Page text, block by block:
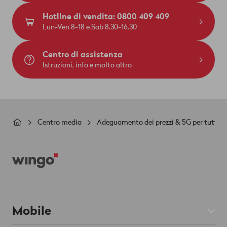
Hotline di vendita: 0800 409 409
Lun-Ven 8-18 e Sab 8.30-16.30
Centro di assistenza
Istruzioni, info e molto altro
BricioleCentro media Adeguamento dei prezzi & 5G per tutti
Mobile